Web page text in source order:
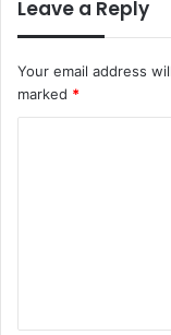
Leave a Reply
Your email address
marked *
t